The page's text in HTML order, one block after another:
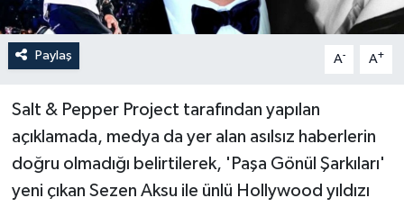
Paylaş A- A+
Salt & Pepper Project tarafından yapılan
açıklamada, medya da yer alan asılsız haberlerin
doğru olmadığı belirtilerek, 'Paşa Gönül Şarkıları'
yeni çıkan Sezen Aksu ile ünlü Hollywood yıldızı